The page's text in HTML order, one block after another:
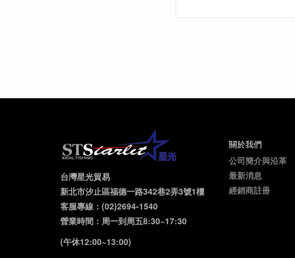
台灣星光貿易
新北市汐止區福德一路342巷2弄3號1樓
客服專線：(02)2694-1540
營業時間：周一到周五8:30~17:30
(午休12:00~13:00)
關於我們
公司簡介與沿革
最新消息
經銷商註冊